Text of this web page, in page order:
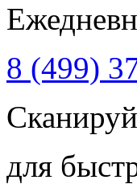
8 (499)
для